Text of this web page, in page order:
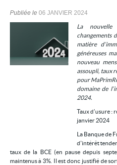
Accueil
Publiée le 06 JANVIER 2024
La
changements
matière
généreuses
nouveau
assoupli, taux
pour
domaine de
2024.
Taux d’usure :
janvier 2024
La Banque de
d'intérêt
taux de la BCE (en pause depuis
maintenus à 3%. Il est donc justifié de